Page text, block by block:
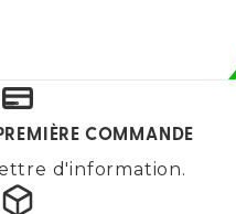
COMMANDE
d'information.